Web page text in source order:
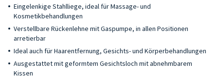
Eingelenkige Stahlliege, ideal für Massage- und
Kosmetikbehandlungen
Verstellbare Rückenlehne mit Gaspumpe, in allen Positionen
arretierbar
Ideal auch für Haarentfernung, Gesichts- und Körperbehandlungen
Ausgestattet mit geformtem Gesichtsloch mit abnehmbarem
Kissen